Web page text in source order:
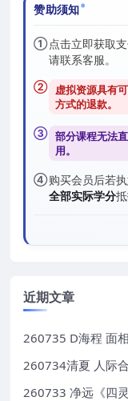
赞助须知
①点击立即获取
请联系客服。
② 虚拟资源具有
方式的退款。
③ 部分课程无法
用。
④购买会员后若
全部实际学分抵
近期文章
260735 D海程 面
260734清夏 人际
260733 净远《四